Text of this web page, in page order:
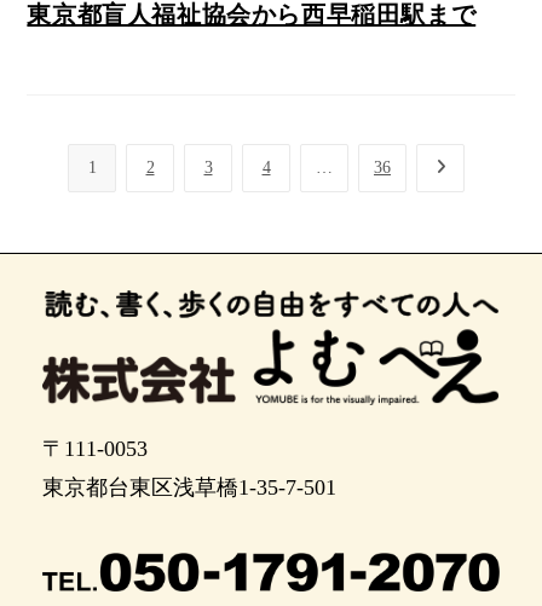
東京都盲人福祉協会から西早稲田駅まで
1 2 3 4 … 36
〒111-0053
東京都台東区浅草橋1-35-7-501